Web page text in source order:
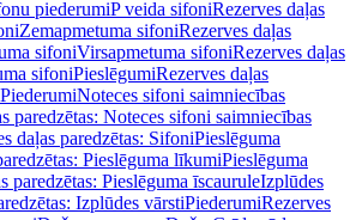
piederumiP veida sifoniRezerves daļas
Zemapmetuma sifoniRezerves daļas
sifoniVirsapmetuma sifoniRezerves daļas
sifoniPieslēgumiRezerves daļas
PiederumiNoteces sifoni saimniecības
paredzētas: Noteces sifoni saimniecības
daļas paredzētas: SifoniPieslēguma
Pieslēguma līkumiPieslēguma
paredzētas: Pieslēguma īscauruleIzplūdes
Izplūdes vārstiPiederumiRezerves